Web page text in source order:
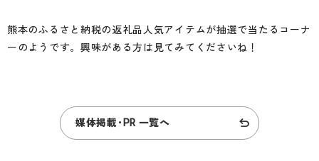
熊本のふるさと納税の返礼品人気アイテムが抽選で当たるコーナ
ーのようです。興味がある方は見てみてくださいね！
媒体掲載･PR 一覧へ